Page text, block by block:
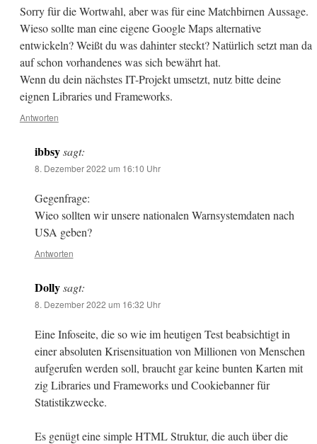
Sorry für die Wortwahl, aber was für eine Matchbirnen Aussage.
Wieso sollte man eine eigene Google Maps alternative
entwickeln? Weißt du was dahinter steckt? Natürlich setzt man da
auf schon vorhandenes was sich bewährt hat.
Wenn du dein nächstes IT-Projekt umsetzt, nutz bitte deine
eignen Libraries und Frameworks.
Antworten
ibbsy sagt:
8. Dezember 2022 um 16:10 Uhr
Gegenfrage:
Wieo sollten wir unsere nationalen Warnsystemdaten nach
USA geben?
Antworten
Dolly sagt:
8. Dezember 2022 um 16:32 Uhr
Eine Infoseite, die so wie im heutigen Test beabsichtigt in
einer absoluten Krisensituation von Millionen von Menschen
aufgerufen werden soll, braucht gar keine bunten Karten mit
zig Libraries und Frameworks und Cookiebanner für
Statistikzwecke.
Es genügt eine simple HTML Struktur, die auch über die